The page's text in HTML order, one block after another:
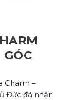
Charm –
Đức đã nhận